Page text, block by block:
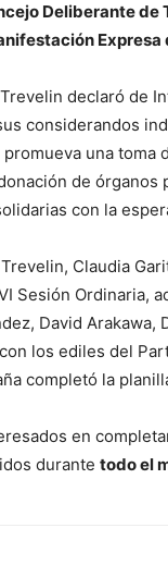
Deliberante
declaró de
considerandos
una
de
con la
Claudia
Sesión Ordinaria,
David
los ediles del
completó la
en
durante todo el